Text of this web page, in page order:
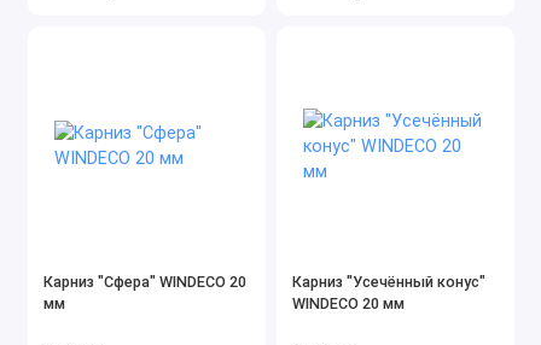
Карниз "Сфера" WINDECO 20
мм
Карниз "Усечённый конус"
WINDECO 20 мм